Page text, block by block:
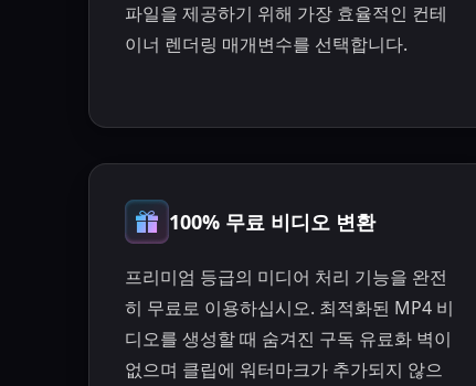
파일을 제공하기 위해 가장 효율적인 컨테
이너 렌더링 매개변수를 선택합니다.
100% 무료 비디오 변환
프리미엄 등급의 미디어 처리 기능을 완전
히 무료로 이용하십시오. 최적화된 MP4 비
디오를 생성할 때 숨겨진 구독 유료화 벽이
없으며 클립에 워터마크가 추가되지 않으